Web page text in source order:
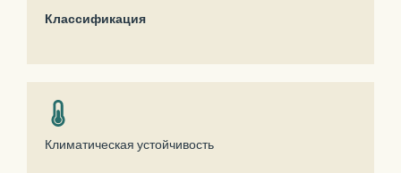
Классификация
Климатическая устойчивость